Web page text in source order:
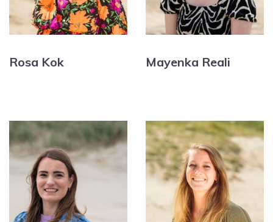
Rosa Kok Mayenka Reali